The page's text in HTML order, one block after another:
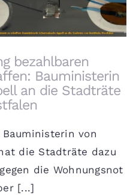
bezahlbaren
Bauministerin
an die Stadträte
von
die Stadträte dazu
die Wohnungsnot
[...]